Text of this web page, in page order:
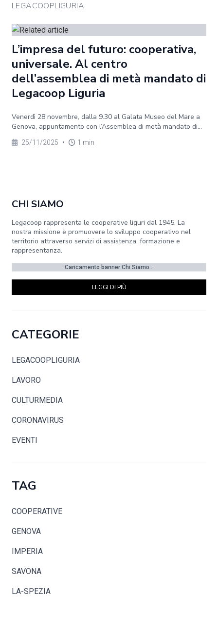
LEGACOOPLIGURIA
L’impresa del futuro: cooperativa,
universale. Al centro
dell’assemblea di metà mandato di
Legacoop Liguria
Venerdì 28 novembre, dalla 9.30 al Galata Museo del Mare a
Genova, appuntamento con l’Assemblea di metà mandato di...
25/11/2025 • 1 min
CHI SIAMO
Legacoop rappresenta le cooperative liguri dal 1945. La
nostra missione è promuovere lo sviluppo cooperativo nel
territorio attraverso servizi di assistenza, formazione e
rappresentanza.
Caricamento banner Chi Siamo...
LEGGI DI PIÙ
CATEGORIE
LEGACOOPLIGURIA
LAVORO
CULTURMEDIA
CORONAVIRUS
EVENTI
TAG
COOPERATIVE
GENOVA
IMPERIA
SAVONA
LA-SPEZIA